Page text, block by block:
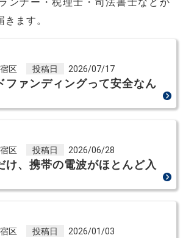
ます。
区 投稿日 2026/07/17
ファンディングって安全なん
区 投稿日 2026/06/28
け、携帯の電波がほとんど入
区 投稿日 2026/01/03